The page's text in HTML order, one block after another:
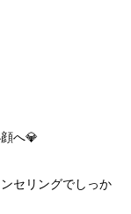
へ💎
セリングでしっか